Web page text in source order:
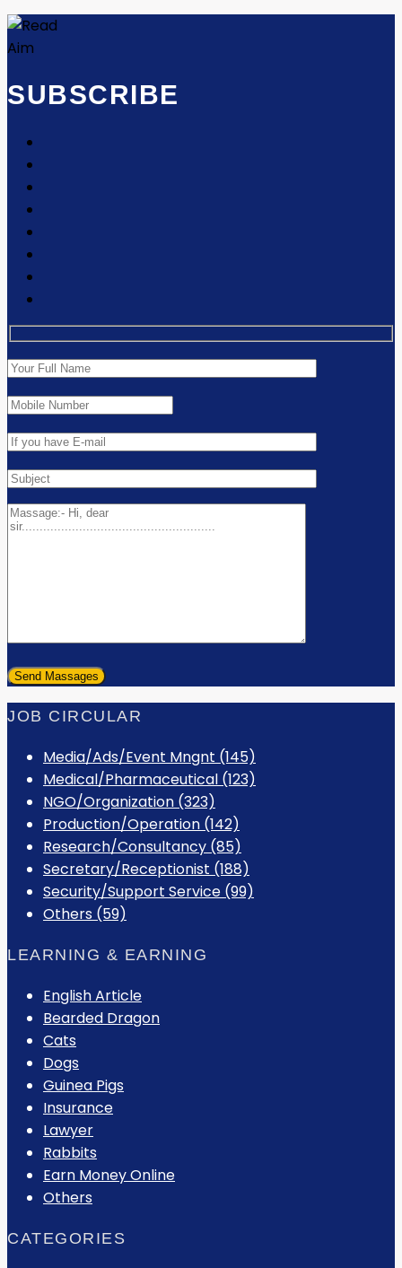
SUBSCRIBE
JOB CIRCULAR
Media/Ads/Event Mngnt (145)
Medical/Pharmaceutical (123)
NGO/Organization (323)
Production/Operation (142)
Research/Consultancy (85)
Secretary/Receptionist (188)
Security/Support Service (99)
Others (59)
LEARNING & EARNING
English Article
Bearded Dragon
Cats
Dogs
Guinea Pigs
Insurance
Lawyer
Rabbits
Earn Money Online
Others
CATEGORIES